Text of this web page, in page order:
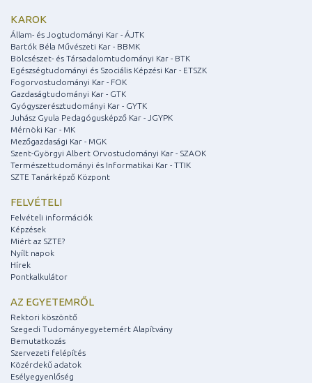
KAROK
Állam- és Jogtudományi Kar - ÁJTK
Bartók Béla Művészeti Kar - BBMK
Bölcsészet- és Társadalomtudományi Kar - BTK
Egészségtudományi és Szociális Képzési Kar - ETSZK
Fogorvostudományi Kar - FOK
Gazdaságtudományi Kar - GTK
Gyógyszerésztudományi Kar - GYTK
Juhász Gyula Pedagógusképző Kar - JGYPK
Mérnöki Kar - MK
Mezőgazdasági Kar - MGK
Szent-Györgyi Albert Orvostudományi Kar - SZAOK
Természettudományi és Informatikai Kar - TTIK
SZTE Tanárképző Központ
FELVÉTELI
Felvételi információk
Képzések
Miért az SZTE?
Nyílt napok
Hírek
Pontkalkulátor
AZ EGYETEMRŐL
Rektori köszöntő
Szegedi Tudományegyetemért Alapítvány
Bemutatkozás
Szervezeti felépítés
Közérdekű adatok
Esélyegyenlőség